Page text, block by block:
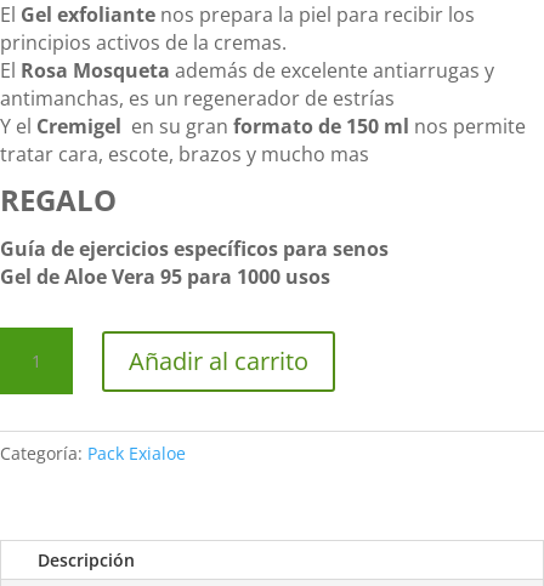
El Gel exfoliante nos prepara la piel para recibir los
principios activos de la cremas.
El Rosa Mosqueta además de excelente antiarrugas y
antimanchas, es un regenerador de estrías
Y el Cremigel en su gran formato de 150 ml nos permite
tratar cara, escote, brazos y mucho mas
REGALO
Guía de ejercicios específicos para senos
Gel de Aloe Vera 95 para 1000 usos
REAFIRMANTE
SENOS
Y
BRAZOS
Añadir al carrito
Categoría: Pack Exialoe
Descripción